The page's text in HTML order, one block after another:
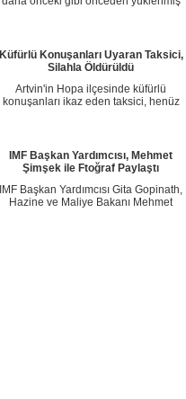
Küfürlü Konuşanları Uyaran Taksici,
Silahla Öldürüldü
Artvin'in Hopa ilçesinde küfürlü
konuşanları ikaz eden taksici, henüz
IMF Başkan Yardımcısı, Mehmet
Şimşek ile Ftoğraf Paylaştı
IMF Başkan Yardımcısı Gita Gopinath,
Hazine ve Maliye Bakanı Mehmet